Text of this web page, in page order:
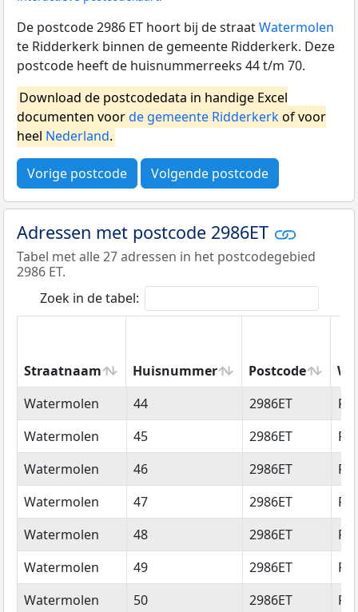
De postcode 2986 ET hoort bij de straatWatermolen
te Ridderkerk binnen de gemeente Ridderkerk. Deze
postcode heeft de huisnummerreeks 44 t/m 70.
Download de postcodedata in handige Excel
documenten voorde gemeente Ridderkerkof voor
heel Nederland.
Vorige postcode Volgende postcode
Adressen met postcode 2986ET
Tabel met alle 27 adressen in het postcodegebied
2986 ET.
Zoek in de tabel:
Straatnaam Huisnummer Postcode
Straatnaam
Huisnummer Postcode
Watermolen 44 2986ET
Watermolen
45 2986ET
Watermolen
46 2986ET
Watermolen
47 2986ET
Watermolen
48 2986ET
Watermolen
49 2986ET
Watermolen
50 2986ET